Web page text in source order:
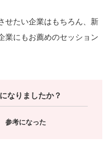
せたい企業はもちろん、新
業にもお薦めのセッション
なりましたか？
参考になった